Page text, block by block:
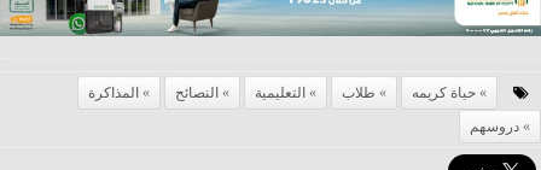
حياة كريمه طلاب التعليمية النصائح
المذاكرة
دروسهم